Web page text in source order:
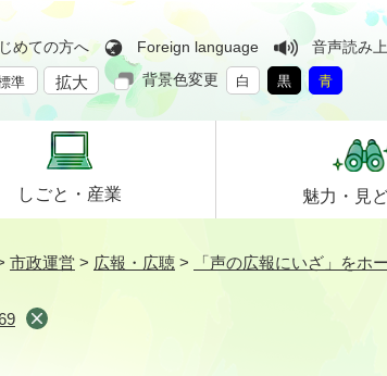
めての方へ Foreign language
音声読み
準 拡大 背景色変更 白 黒 青
しごと・ 産業 魅力・ 見
市政運営 > 広報・広聴 > 「声の広報にいざ」をホ